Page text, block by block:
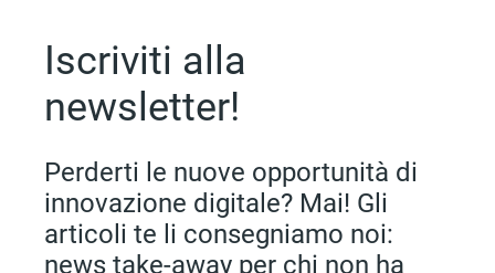
Iscriviti alla
newsletter!
Perderti le nuove opportunità di
innovazione digitale? Mai! Gli
articoli te li consegniamo noi:
news take-away per chi non ha